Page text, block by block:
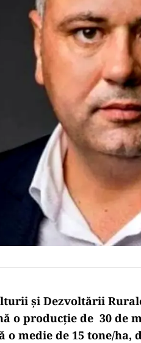
şi Dezvoltării
o producție de 30 de
o medie de 15 tone/